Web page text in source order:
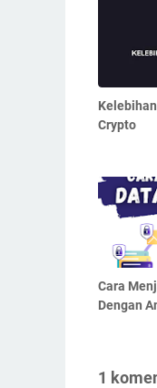
Crypto
Cara
Dengan
1